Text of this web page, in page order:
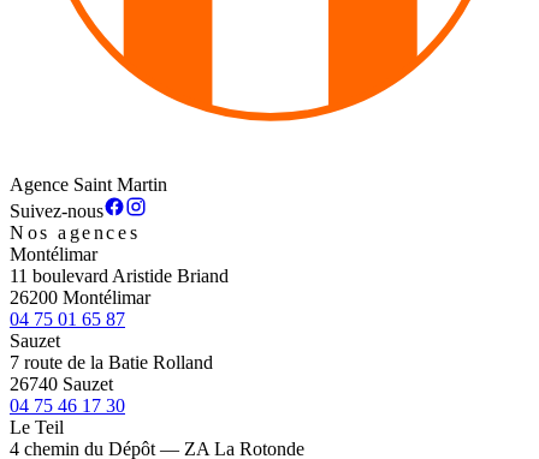
Agence Saint Martin
Suivez-nous
Nos agences
Montélimar
11 boulevard Aristide Briand
26200 Montélimar
04 75 01 65 87
Sauzet
7 route de la Batie Rolland
26740 Sauzet
04 75 46 17 30
Le Teil
4 chemin du Dépôt — ZA La Rotonde